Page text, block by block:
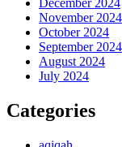
December 2024
November 2024
October 2024
September 2024
August 2024
July 2024
Categories